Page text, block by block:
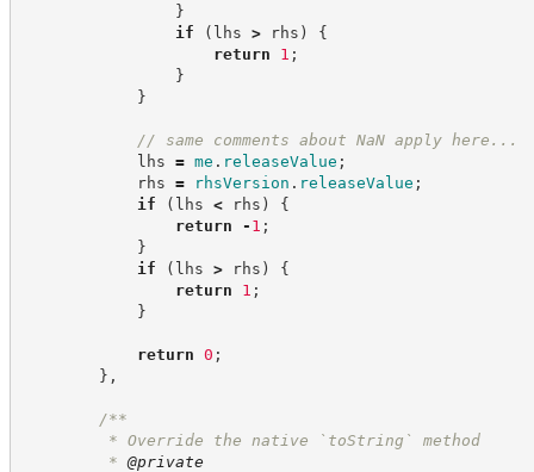
}
if
( lhs > rhs )
{
return
1 ;
}
}
// same comments about NaN apply here...
lhs = me . releaseValue ;
rhs = rhsVersion . releaseValue ;
if
( lhs < rhs )
{
return
- 1 ;
}
if
( lhs > rhs )
{
return
1 ;
}
return 0 ;
} ,
/**
* Override the native `toString` method
* @private